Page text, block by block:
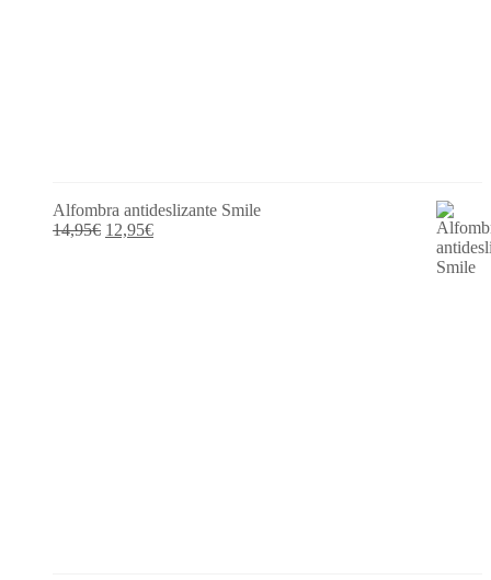
Alfombra antideslizante Smile
14,95€ El
12,95€El